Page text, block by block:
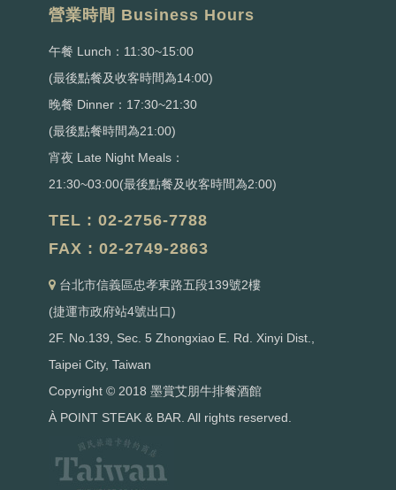
營業時間 Business Hours
午餐 Lunch：11:30~15:00
(最後點餐及收客時間為14:00)
晚餐 Dinner：17:30~21:30
(最後點餐時間為21:00)
宵夜 Late Night Meals：
21:30~03:00(最後點餐及收客時間為2:00)
TEL : 02-2756-7788
FAX : 02-2749-2863
台北市信義區忠孝東路五段139號2樓
(捷運市政府站4號出口)
2F. No.139, Sec. 5 Zhongxiao E. Rd. Xinyi Dist.,
Taipei City, Taiwan
Copyright © 2018 墨賞艾朋牛排餐酒館
À POINT STEAK & BAR. All rights reserved.